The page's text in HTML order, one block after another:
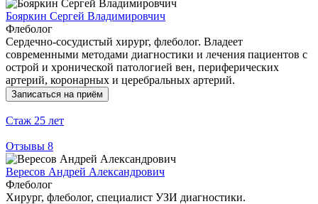
Бояркин Сергей Владимировчич
Флеболог
Сердечно-сосудистый хирург, флеболог. Владеет
современными методами диагностики и лечения пациентов с
острой и хронической патологией вен, периферических
артерий, коронарных и церебральных артерий.
Записаться на приём
Стаж 25 лет
Отзывы 8
Вересов Андрей Александрович
Флеболог
Хирург, флеболог, специалист УЗИ диагностики.